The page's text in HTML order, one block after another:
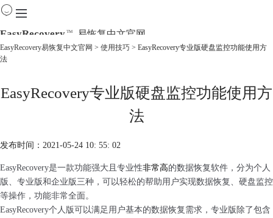
EasyRecovery TM 易恢复中文官网
下载
EasyRecovery易恢复中文官网 > 使用技巧 > EasyRecovery专业版硬盘监控功能使用方
法
EasyRecovery专业版硬盘监控功能使用方
法
发布时间：2021-05-24 10: 55: 02
EasyRecovery是一款功能强大且专业性非常高的数据恢复软件，分为个人
版、专业版和企业版三种，可以轻松的帮助用户实现数据恢复、硬盘监控
等操作，功能非常全面。
EasyRecovery个人版可以满足用户基本的数据恢复需求，专业版除了包含